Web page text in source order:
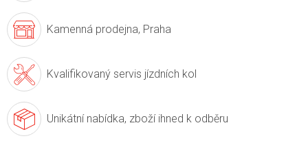
Kamenná prodejna, Praha
Kvalifikovaný servis jízdních kol
Unikátní nabídka, zboží ihned k odběru